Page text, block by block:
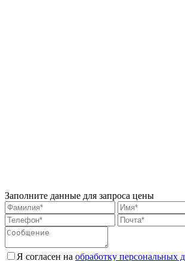
Заполните данные для запроса цены
Я согласен на обработку персональных